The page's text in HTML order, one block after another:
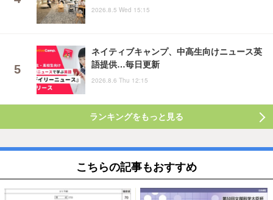
2026.8.5 Wed 15:15
ネイティブキャンプ、中高生向けニュース英
語提供…毎日更新
2026.8.6 Thu 12:15
ランキングをもっと見る
こちらの記事もおすすめ